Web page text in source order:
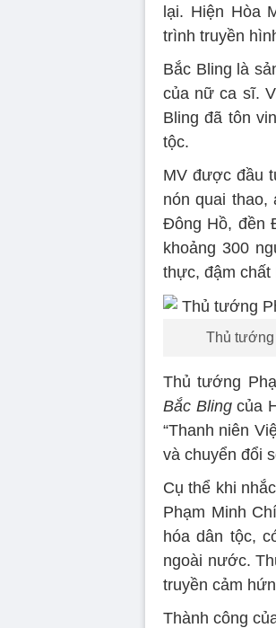
lại. Hiện Hòa
trình truyền
Bắc Bling là
của nữ ca sĩ.
Bling đã tôn
tộc.
MV được đầu
nón quai thao,
Đông Hồ, đền
khoảng 300
thực, đậm chất
Thủ tướng
Thủ tướng
Bắc Blingcủa
“Thanh niên
và chuyển đổi
Cụ thể khi
Phạm Minh
hóa dân tộc,
ngoài nước.
truyền cảm
Thành công